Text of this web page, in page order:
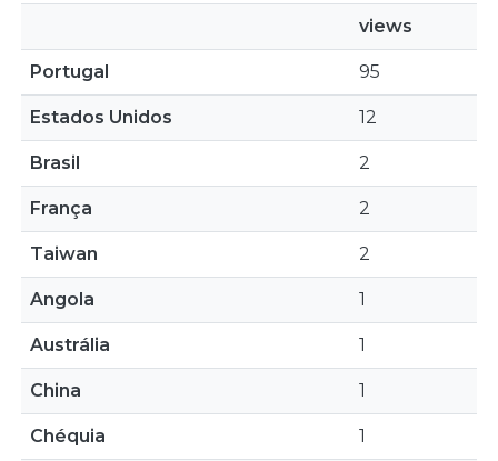
views
Portugal 95
Estados Unidos 12
Brasil 2
França 2
Taiwan 2
Angola 1
Austrália 1
China 1
Chéquia 1